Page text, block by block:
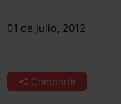
01 de julio, 2012
Compartir